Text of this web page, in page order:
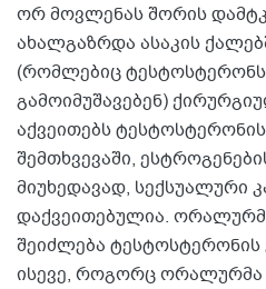
ორ მოვლენას შორის
ახალგაზრდა ასაკის
(რომლებიც
გამოიმუშავებენ)
აქვეითებს
შემთხვევაში,
მიუხედავად, სექსუალური
დაქვეითებულია.
შეიძლება ტესტოსტერონის
ისევე, როგორც